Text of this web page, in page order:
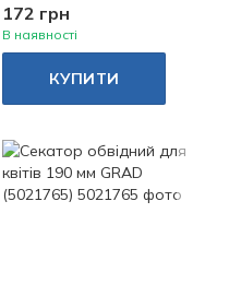
172 грн
В наявності
КУПИТИ